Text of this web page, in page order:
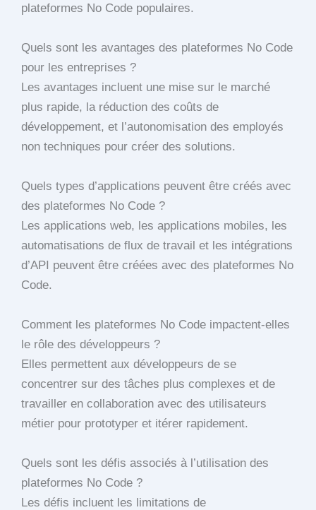
plateformes No Code populaires.
Quels sont les avantages des plateformes No Code
pour les entreprises ?
Les avantages incluent une mise sur le marché
plus rapide, la réduction des coûts de
développement, et l’autonomisation des employés
non techniques pour créer des solutions.
Quels types d’applications peuvent être créés avec
des plateformes No Code ?
Les applications web, les applications mobiles, les
automatisations de flux de travail et les intégrations
d’API peuvent être créées avec des plateformes No
Code.
Comment les plateformes No Code impactent-elles
le rôle des développeurs ?
Elles permettent aux développeurs de se
concentrer sur des tâches plus complexes et de
travailler en collaboration avec des utilisateurs
métier pour prototyper et itérer rapidement.
Quels sont les défis associés à l’utilisation des
plateformes No Code ?
Les défis incluent les limitations de